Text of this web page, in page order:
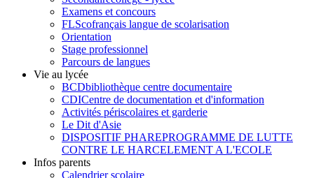
Examens et concours
FLScofrançais langue de scolarisation
Orientation
Stage professionnel
Parcours de langues
Vie au lycée
BCDbibliothèque centre documentaire
CDICentre de documentation et d'information
Activités périscolaires et garderie
Le Dit d'Asie
DISPOSITIF PHAREPROGRAMME DE LUTTE
CONTRE LE HARCELEMENT A L'ECOLE
Infos parents
Calendrier scolaire